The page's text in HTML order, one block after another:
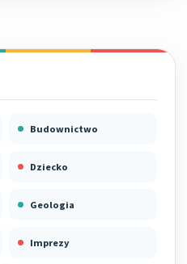
Budownictwo
Dziecko
Geologia
Imprezy